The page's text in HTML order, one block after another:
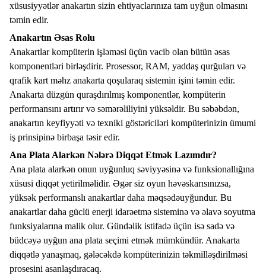
xüsusiyyətlər anakartın sizin ehtiyaclarınıza tam uyğun olmasını
təmin edir.
Anakartın Əsas Rolu
Anakartlar kompüterin işləməsi üçün vacib olan bütün əsas
komponentləri birləşdirir. Prosessor, RAM, yaddaş qurğuları və
qrafik kart məhz anakarta qoşularaq sistemin işini təmin edir.
Anakarta düzgün quraşdırılmış komponentlər, kompüterin
performansını artırır və səmərəliliyini yüksəldir. Bu səbəbdən,
anakartın keyfiyyəti və texniki göstəriciləri kompüterinizin ümumi
iş prinsipinə birbaşa təsir edir.
Ana Plata Alarkən Nələrə Diqqət Etmək Lazımdır?
Ana plata alarkən onun uyğunluq səviyyəsinə və funksionallığına
xüsusi diqqət yetirilməlidir. Əgər siz oyun həvəskarısınızsa,
yüksək performanslı anakartlar daha məqsədəuyğundur. Bu
anakartlar daha güclü enerji idarəetmə sisteminə və əlavə soyutma
funksiyalarına malik olur. Gündəlik istifadə üçün isə sadə və
büdcəyə uyğun ana plata seçimi etmək mümkündür. Anakarta
diqqətlə yanaşmaq, gələcəkdə kompüterinizin təkmilləşdirilməsi
prosesini asanlaşdıracaq.